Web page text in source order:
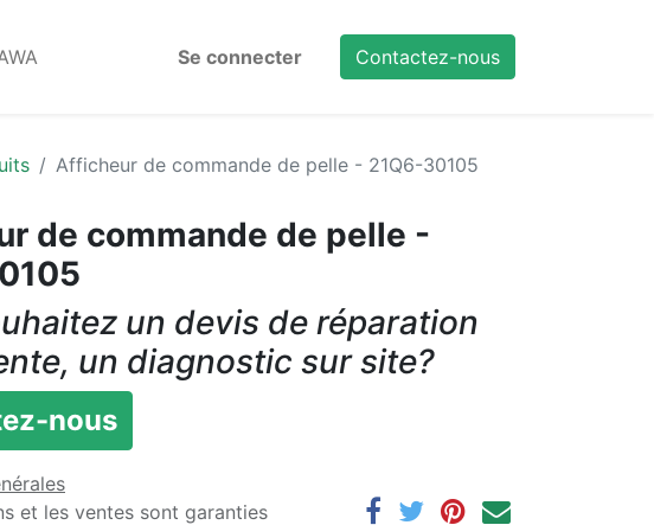
Se connecter Contactez-nous
Afficheur de commande de pelle - 21Q6-30105
de commande de pelle -
un devis de réparation
un diagnostic sur site?
nous
et les ventes sont garanties